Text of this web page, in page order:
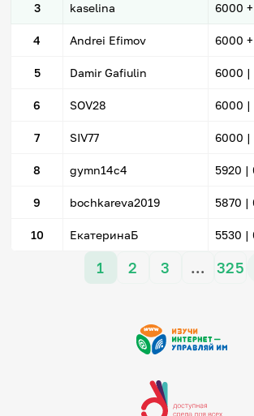
3 kaselina 6000
4 Andrei Efimov 6000
5 Damir Gafiulin 6000 |
6 SOV28 6000 |
7 SIV77 6000 |
8 gymn14c4 5920 |
9 bochkareva2019 5870 |
10 ЕкатеринаБ 5530 |
1 2 3 … 325